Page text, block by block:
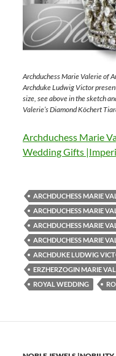
Archduchess Marie Valerie of
Archduke Ludwig Victor
size, see above in the sketch
Valerie’s Diamond Köchert
Archduchess Marie
Wedding Gifts
ARCHDUCHESS MARIE
ARCHDUCHESS MARIE
ARCHDUCHESS MARIE
ARCHDUCHESS MARIE
ARCHDUKE LUDWIG
ERZHERZOGIN MARIE
ROYAL WEDDING